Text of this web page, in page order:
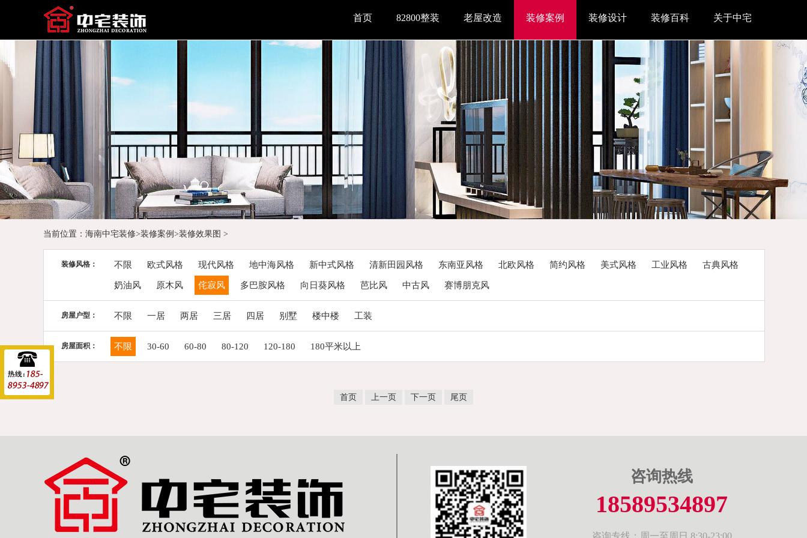
首页 82800整装 老屋改造 装修案例 装修设计 装修百科 关于中宅
当前位置： 海南中宅装修>装修案例 >装修效果图 >
装修风格： 不限 欧式风格 现代风格 地中海风格 新中式风格 清新田园风格 东南亚风格 北欧风格 简约风格 美式风格 工业风格 古典风格
奶油风 原木风 侘寂风 多巴胺风格 向日葵风格 芭比风 中古风 赛博朋克风
房屋户型： 不限 一居 两居 三居 四居 别墅 楼中楼 工装
房屋面积： 不限 30-60 60-80 80-120 120-180 180平米以上
首页 上一页 下一页 尾页
咨询热线
18589534897
咨询专线：周一至周日 8:30-23:00